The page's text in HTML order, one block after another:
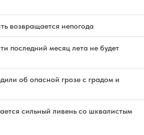
возвращается непогода
последний месяц лета не будет
об опасной грозе с градом и
сильный ливень со шквалистым